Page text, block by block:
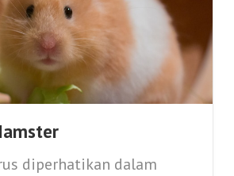
diperhatikan dalam